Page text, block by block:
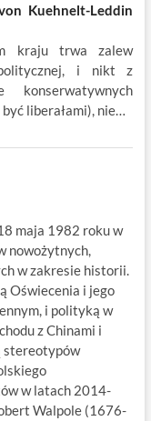
Kuehnelt-Leddin
kraju trwa zalew
politycznej, i nikt z
liberałami), nie…
maja 1982 roku w
nowożytnych,
w zakresie historii.
Oświecenia i jego
i polityką w
z Chinami i
stereotypów
w latach 2014-
Walpole (1676-